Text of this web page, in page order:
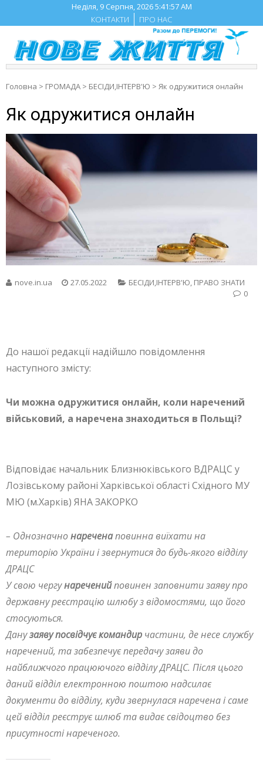
content
Неділя, 9 Серпня, 20265:41:58 AM
КОНТАКТИ
ПРО НАС
Головна > ГРОМАДА > БЕСIДИ,ІНТЕРВ'Ю > Як одружитися онлайн
Як одружитися онлайн
nove.in.ua 27.05.2022 БЕСIДИ,ІНТЕРВ'Ю, ПРАВО ЗНАТИ
0
До нашої редакції надійшло повідомлення
наступного змісту:
Чи можна одружитися онлайн, коли наречений
військовий, а наречена знаходиться в Польщі?
Відповідає начальник Близнюківського ВДРАЦС у
Лозівському районі Харківської області Східного МУ
МЮ (м.Харків) ЯНА ЗАКОРКО
– Однозначнонареченаповинна виїхати на
територію України і звернутися до будь-якого відділу
ДРАЦС
У свою чергунареченийповинен заповнити заяву про
державну реєстрацію шлюбу з відомостями, що його
стосуються.
Данузаяву посвідчує командир частини, де несе службу
наречений, та забезпечує передачу заяви до
найближчого працюючого відділу ДРАЦС. Після цього
даний відділ електронною поштою надсилає
документи до відділу, куди звернулася наречена і саме
цей відділ реєструє шлюб та видає свідоцтво без
присутності нареченого.